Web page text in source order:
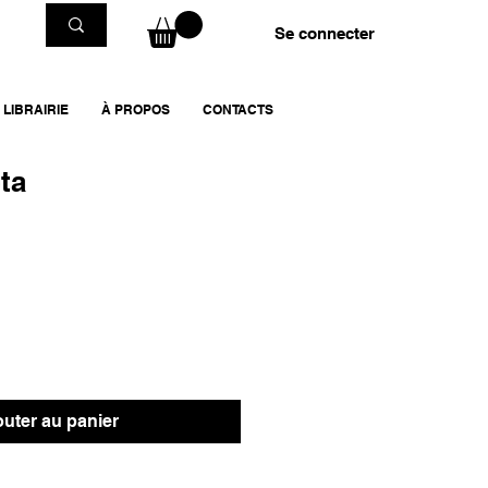
LIBRAIRIE À PROPOS CONTACTS
Se connecter
au panier